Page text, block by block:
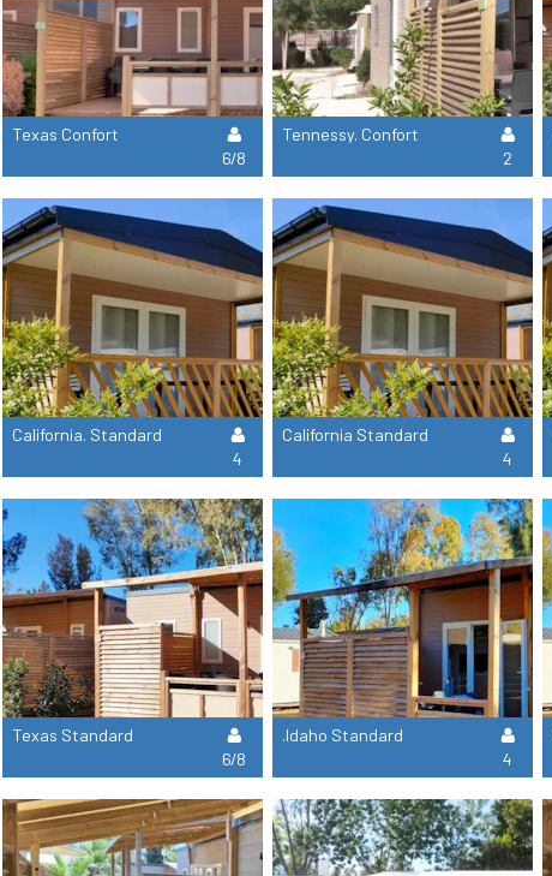
Texas Confort
6/8
Tennessy. Confort
2
California. Standard
4
California Standard
4
Texas Standard
6/8
.Idaho Standard
4